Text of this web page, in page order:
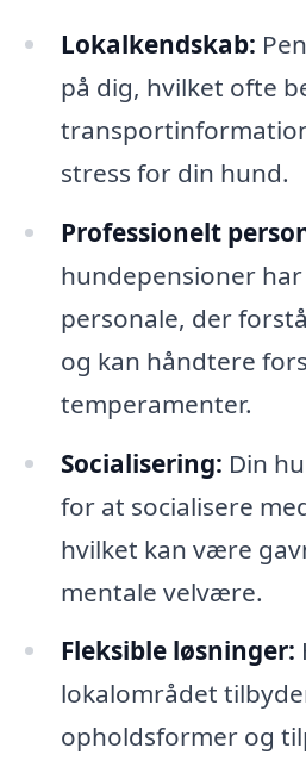
Lokalkendskab:
på dig, hvilket ofte
stress for din hund.
Professionelt
hundepensioner
personale, der
og kan håndtere
temperamenter.
Socialisering: Din
for at socialisere
hvilket kan være
mentale velvære.
Fleksible løsninger:
lokalområdet
opholdsformer og